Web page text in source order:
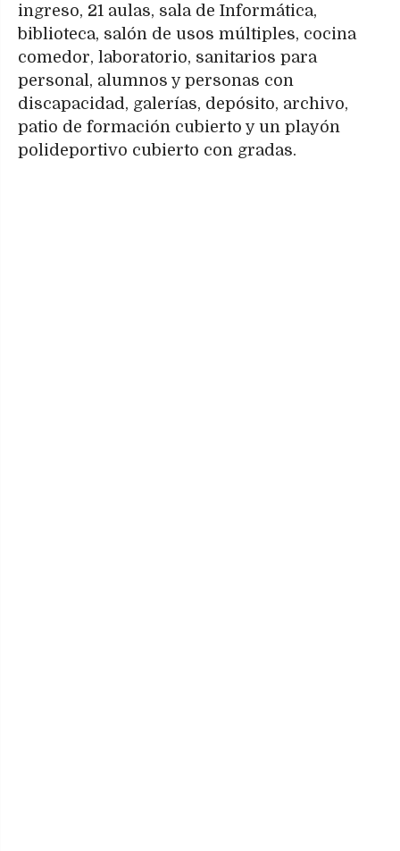
ingreso, 21 aulas, sala de Informática,
biblioteca, salón de usos múltiples, cocina
comedor, laboratorio, sanitarios para
personal, alumnos y personas con
discapacidad, galerías, depósito, archivo,
patio de formación cubierto y un playón
polideportivo cubierto con gradas.